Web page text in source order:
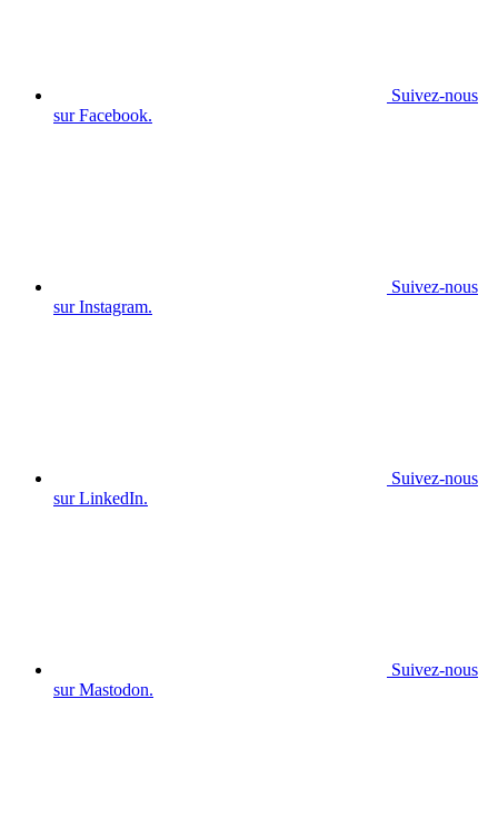
Suivez-nous
sur Facebook.
Suivez-nous
sur Instagram.
Suivez-nous
sur LinkedIn.
Suivez-nous
sur Mastodon.